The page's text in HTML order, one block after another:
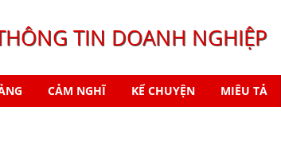
TIN DOANH NGHIỆP
CẢM NGHĨ KỂ CHUYỆN MIÊU TẢ